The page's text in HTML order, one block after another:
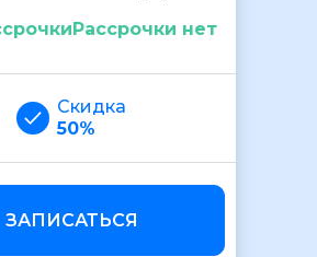
нет
Скидка
50%
ЗАПИСАТЬСЯ